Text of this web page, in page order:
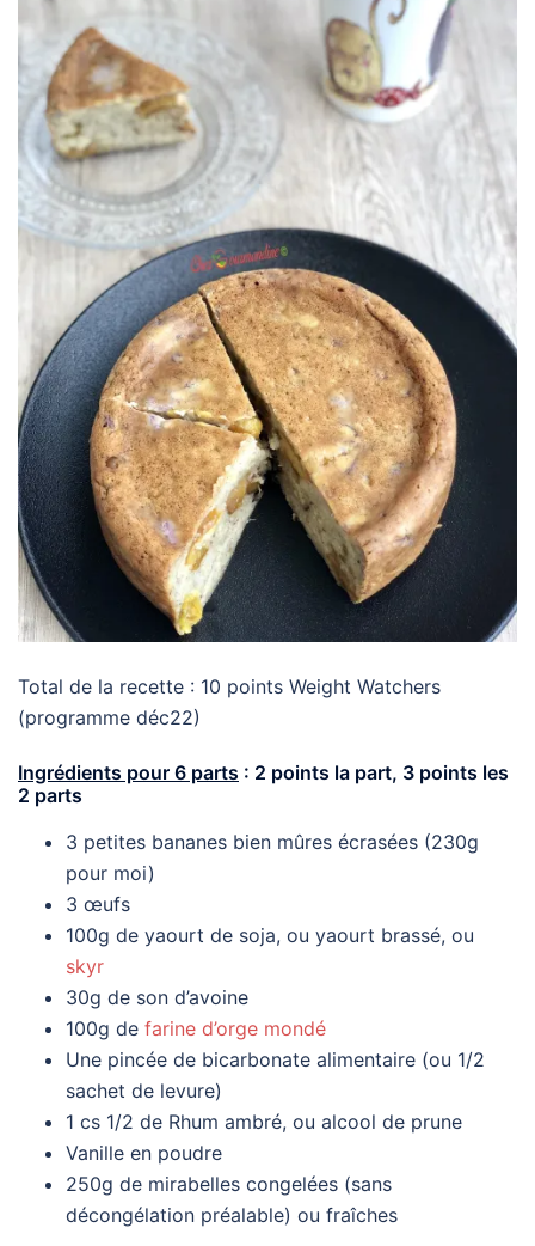
Total de la recette : 10 points Weight Watchers
(programme déc22)
Ingrédients pour 6 parts : 2 points la part, 3 points les
2 parts
3 petites bananes bien mûres écrasées (230g
pour moi)
3 œufs
100g de yaourt de soja, ou yaourt brassé, ou
skyr
30g de son d’avoine
100g de farine d’orge mondé
Une pincée de bicarbonate alimentaire (ou 1/2
sachet de levure)
1 cs 1/2 de Rhum ambré, ou alcool de prune
Vanille en poudre
250g de mirabelles congelées (sans
décongélation préalable) ou fraîches